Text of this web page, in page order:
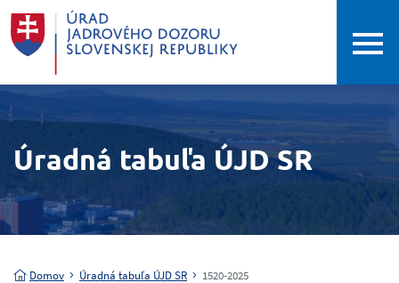
Úradná tabuľa ÚJD SR
Domov Úradná tabuľa ÚJD SR 1520-2025